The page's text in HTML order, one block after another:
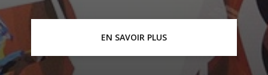
EN SAVOIR PLUS